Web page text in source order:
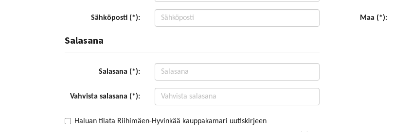
Sähköposti (*):
Salasana
Salasana (*):
Vahvista salasana (*):
Maa (*):
Haluan tilata Riihimäen-Hyvinkää kauppakamari uutiskirjeen